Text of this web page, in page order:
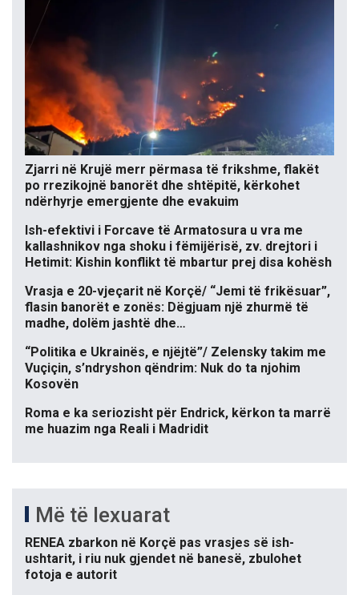
Zjarri në Krujë merr përmasa të frikshme, flakët
po rrezikojnë banorët dhe shtëpitë, kërkohet
ndërhyrje emergjente dhe evakuim
Ish-efektivi i Forcave të Armatosura u vra me
kallashnikov nga shoku i fëmijërisë, zv. drejtori i
Hetimit: Kishin konflikt të mbartur prej disa kohësh
Vrasja e 20-vjeçarit në Korçë/ “Jemi të frikësuar”,
flasin banorët e zonës: Dëgjuam një zhurmë të
madhe, dolëm jashtë dhe…
“Politika e Ukrainës, e njëjtë”/ Zelensky takim me
Vuçiçin, s’ndryshon qëndrim: Nuk do ta njohim
Kosovën
Roma e ka seriozisht për Endrick, kërkon ta marrë
me huazim nga Reali i Madridit
Më të lexuarat
RENEA zbarkon në Korçë pas vrasjes së ish-
ushtarit, i riu nuk gjendet në banesë, zbulohet
fotoja e autorit